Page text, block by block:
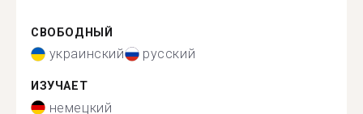
СВОБОДНЫЙ
украинский русский
ИЗУЧАЕТ
немецкий